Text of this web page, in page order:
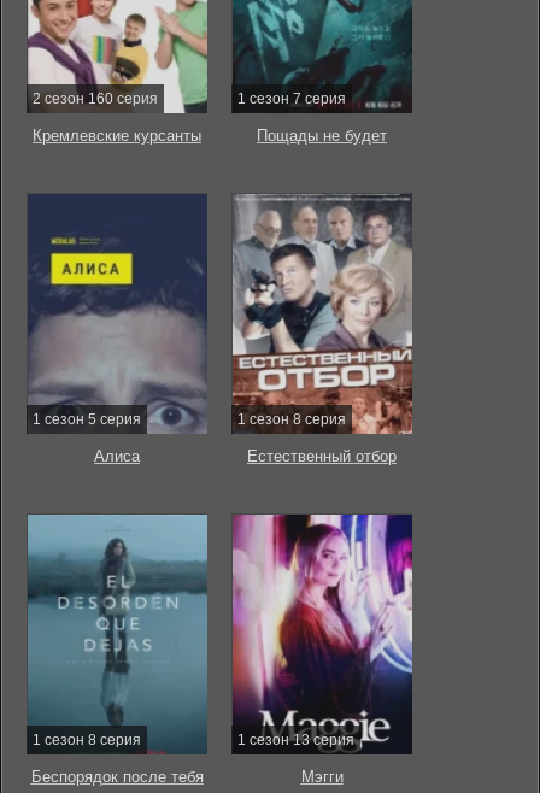
2 сезон 160 серия
Кремлевские курсанты
1 сезон 7 серия
Пощады не будет
1 сезон 5 серия
Алиса
1 сезон 8 серия
Естественный отбор
1 сезон 8 серия
Беспорядок после тебя
1 сезон 13 серия
Мэгги